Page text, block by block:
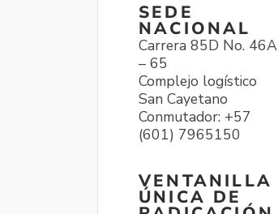
SEDE
NACIONAL
Carrera 85D No. 46A
– 65
Complejo logístico
San Cayetano
Conmutador: +57
(601) 7965150
VENTANILLA
ÚNICA DE